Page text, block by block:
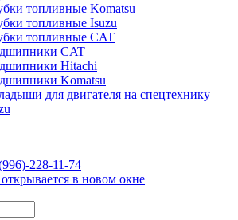
топливные Komatsu
топливные Isuzu
топливные CAT
CAT
Hitachi
Komatsu
для двигателя на спецтехнику
228-11-74
в новом окне